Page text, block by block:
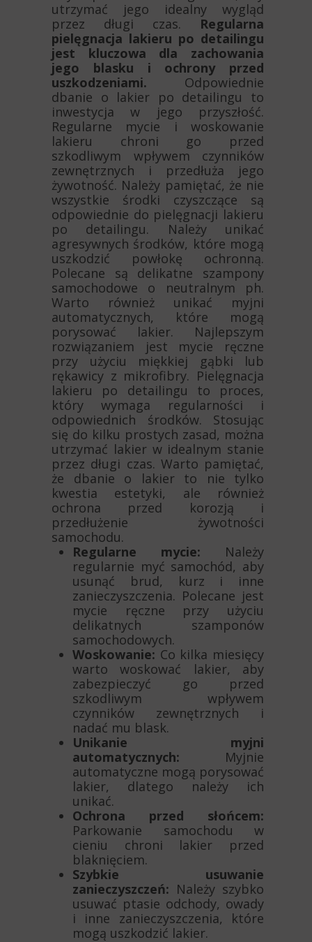
utrzymać jego idealny wygląd
przez długi czas. Regularna
pielęgnacja lakieru po detailingu
jest kluczowa dla zachowania
jego blasku i ochrony przed
uszkodzeniami. Odpowiednie
dbanie o lakier po detailingu to
inwestycja w jego przyszłość.
Regularne mycie i woskowanie
lakieru chroni go przed
szkodliwym wpływem czynników
zewnętrznych i przedłuża jego
żywotność. Należy pamiętać, że nie
wszystkie środki czyszczące są
odpowiednie do pielęgnacji lakieru
po detailingu. Należy unikać
agresywnych środków, które mogą
uszkodzić powłokę ochronną.
Polecane są delikatne szampony
samochodowe o neutralnym ph.
Warto również unikać myjni
automatycznych, które mogą
porysować lakier. Najlepszym
rozwiązaniem jest mycie ręczne
przy użyciu miękkiej gąbki lub
rękawicy z mikrofibry. Pielęgnacja
lakieru po detailingu to proces,
który wymaga regularności i
odpowiednich środków. Stosując
się do kilku prostych zasad, można
utrzymać lakier w idealnym stanie
przez długi czas. Warto pamiętać,
że dbanie o lakier to nie tylko
kwestia estetyki, ale również
ochrona przed korozją i
przedłużenie żywotności
samochodu.
Regularne mycie: Należy
regularnie myć samochód, aby
usunąć brud, kurz i inne
zanieczyszczenia. Polecane jest
mycie ręczne przy użyciu
delikatnych szamponów
samochodowych.
Woskowanie: Co kilka miesięcy
warto woskować lakier, aby
zabezpieczyć go przed
szkodliwym wpływem
czynników zewnętrznych i
nadać mu blask.
Unikanie myjni
automatycznych: Myjnie
automatyczne mogą porysować
lakier, dlatego należy ich
unikać.
Ochrona przed słońcem:
Parkowanie samochodu w
cieniu chroni lakier przed
blaknięciem.
Szybkie usuwanie
zanieczyszczeń: Należy szybko
usuwać ptasie odchody, owady
i inne zanieczyszczenia, które
mogą uszkodzić lakier.